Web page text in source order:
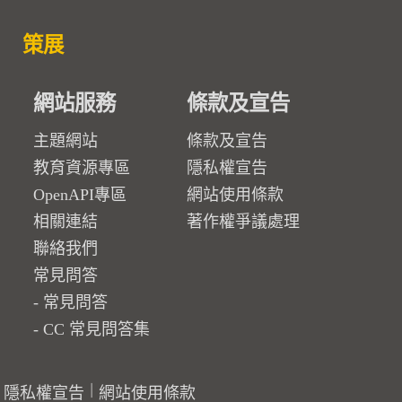
策展
網站服務
主題網站
教育資源專區
OpenAPI專區
相關連結
聯絡我們
常見問答
常見問答
CC 常見問答集
條款及宣告
條款及宣告
隱私權宣告
網站使用條款
著作權爭議處理
隱私權宣告 網站使用條款